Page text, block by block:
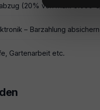
(20% von max. 6.000
– Barzahlung absichern
Gartenarbeit etc.